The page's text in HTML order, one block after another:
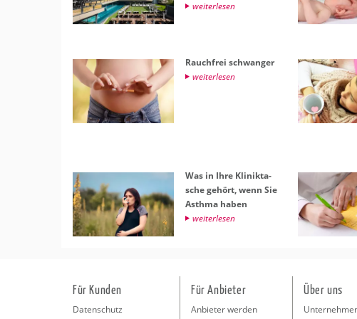
wei­ter­le­sen
Rauch­frei schwan­ger
wei­ter­le­sen
Was in Ihre Kli­nik­ta­
sche ge­hört, wenn Sie
Asth­ma haben
wei­ter­le­sen
Für Kunden
Datenschutz
Für Anbieter
Anbieter werden
Über uns